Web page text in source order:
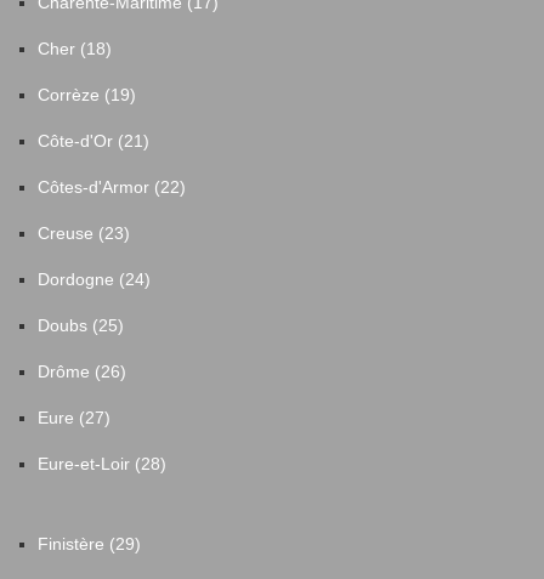
Cher (18)
Corrèze (19)
Côte-d'Or (21)
Côtes-d'Armor (22)
Creuse (23)
Dordogne (24)
Doubs (25)
Drôme (26)
Eure (27)
Eure-et-Loir (28)
Finistère (29)